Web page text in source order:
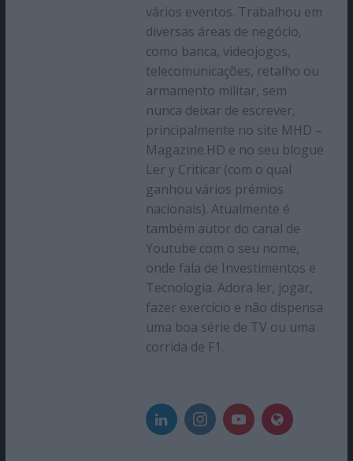
vários eventos. Trabalhou em
diversas áreas de negócio,
como banca, videojogos,
telecomunicações, retalho ou
armamento militar, sem
nunca deixar de escrever,
principalmente no site MHD –
Magazine.HD e no seu blogue
Ler y Criticar (com o qual
ganhou vários prémios
nacionais). Atualmente é
também autor do canal de
Youtube com o seu nome,
onde fala de Investimentos e
Tecnologia. Adora ler, jogar,
fazer exercício e não dispensa
uma boa série de TV ou uma
corrida de F1.